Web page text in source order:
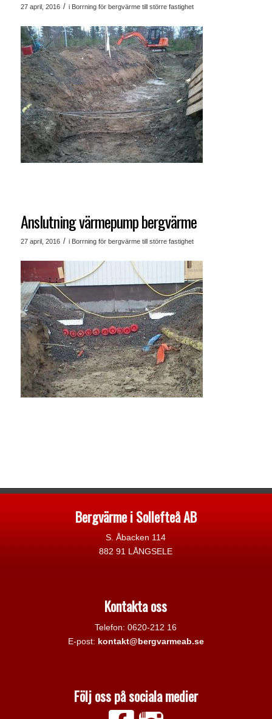
27 april, 2016 / i Borrning för bergvärme till större fastighet
Anslutning värmepump bergvärme
27 april, 2016 / i Borrning för bergvärme till större fastighet
Bergvärme i Sollefteå AB
S. Åbacken 114
882 91 LÅNGSELE
Kontakta oss
Telefon: 0620-212 16
E-post: kontakt@bergvarmeab.se
Följ oss på sociala medier